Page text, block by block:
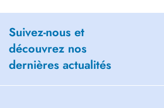
Suivez-nous et
découvrez nos
dernières actualités